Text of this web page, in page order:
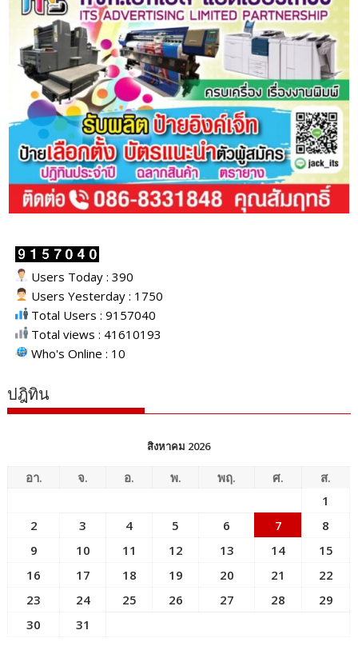
Users Today : 390
Users Yesterday : 1750
Total Users : 9157040
Total views : 41610193
Who's Online : 10
ปฎิทิน
สิงหาคม 2026
อา. จ. อ. พ. พฤ. ศ.
ส.
1
2
3 4 5 6 7
8
9
10 11 12 13 14
15
16
17 18 19 20 21
22
23
24 25 26 27 28
29
30
31